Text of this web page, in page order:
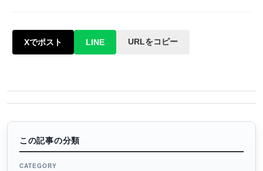
Xでポスト LINE URLをコピー
この記事の分類
CATEGORY